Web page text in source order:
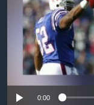
ຊີວິດຊາວລາວ
ຊຸມຊົນຊາວລາວ
ວິທະຍາສາດ-ເທັກໂນ
ທຸລະກິດ
ພາສາອັງກິດ
No
0:00